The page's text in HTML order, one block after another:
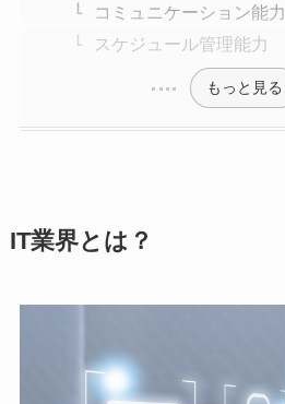
コミュニケーション能力
スケジュール管理能力
もっと見る
IT業界とは？